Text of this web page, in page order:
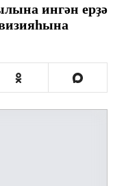
ингән ерҙә